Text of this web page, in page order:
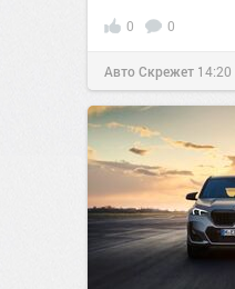
0 0
Авто Скрежет 14:20